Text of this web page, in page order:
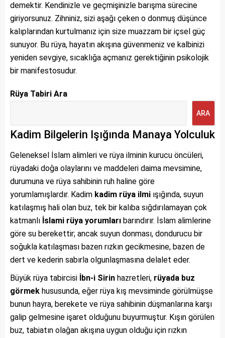
demektir. Kendinizle ve geçmişinizle barışma sürecine
giriyorsunuz. Zihniniz, sizi aşağı çeken o donmuş düşünce
kalıplarından kurtulmanız için size muazzam bir içsel güç
sunuyor. Bu rüya, hayatın akışına güvenmeniz ve kalbinizi
yeniden sevgiye, sıcaklığa açmanız gerektiğinin psikolojik
bir manifestosudur.
Rüya Tabiri Ara
ARA
Kadim Bilgelerin Işığında Manaya Yolculuk
Geleneksel İslam alimleri ve rüya ilminin kurucu öncüleri,
rüyadaki doğa olaylarını ve maddeleri daima mevsimine,
durumuna ve rüya sahibinin ruh haline göre
yorumlamışlardır. Kadim kadim rüya ilmi ışığında, suyun
katılaşmış hali olan buz, tek bir kalıba sığdırılamayan çok
katmanlı İslami rüya yorumları barındırır. İslam alimlerine
göre su berekettir; ancak suyun donması, dondurucu bir
soğukla katılaşması bazen rızkın gecikmesine, bazen de
dert ve kederin sabırla olgunlaşmasına delalet eder.
Büyük rüya tabircisi İbn-i Sirin hazretleri, rüyada buz
görmek hususunda, eğer rüya kış mevsiminde görülmüşse
bunun hayra, berekete ve rüya sahibinin düşmanlarına karşı
galip gelmesine işaret olduğunu buyurmuştur. Kışın görülen
buz, tabiatın olağan akışına uygun olduğu için rızkın